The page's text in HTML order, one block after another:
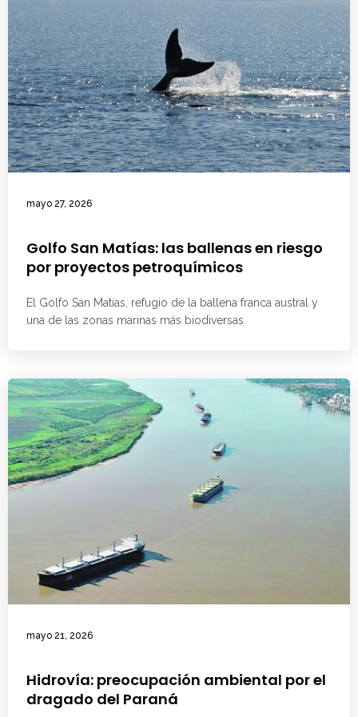
mayo 27, 2026
Golfo San Matías: las ballenas en riesgo
por proyectos petroquímicos
El Golfo San Matías, refugio de la ballena franca austral y
una de las zonas marinas más biodiversas
mayo 21, 2026
Hidrovía: preocupación ambiental por el
dragado del Paraná